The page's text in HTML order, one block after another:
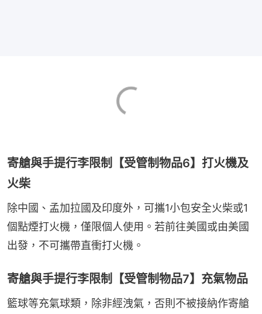
寄艙與手提行李限制【受管制物品6】打火機及
火柴
除中國、孟加拉國及印度外，可攜1小包安全火柴或1
個點煙打火機，僅限個人使用。若前往美國或由美國
出發，不可攜帶直衝打火機。
寄艙與手提行李限制【受管制物品7】充氣物品
籃球等充氣球類，除非經洩氣，否則不被接納作寄艙